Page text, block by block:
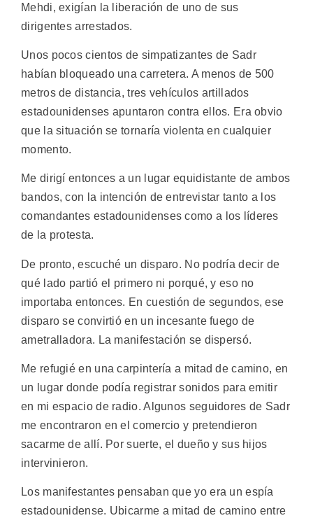
Mehdi, exigían la liberación de uno de sus
dirigentes arrestados.
Unos pocos cientos de simpatizantes de Sadr
habían bloqueado una carretera. A menos de 500
metros de distancia, tres vehículos artillados
estadounidenses apuntaron contra ellos. Era obvio
que la situación se tornaría violenta en cualquier
momento.
Me dirigí entonces a un lugar equidistante de ambos
bandos, con la intención de entrevistar tanto a los
comandantes estadounidenses como a los líderes
de la protesta.
De pronto, escuché un disparo. No podría decir de
qué lado partió el primero ni porqué, y eso no
importaba entonces. En cuestión de segundos, ese
disparo se convirtió en un incesante fuego de
ametralladora. La manifestación se dispersó.
Me refugié en una carpintería a mitad de camino, en
un lugar donde podía registrar sonidos para emitir
en mi espacio de radio. Algunos seguidores de Sadr
me encontraron en el comercio y pretendieron
sacarme de allí. Por suerte, el dueño y sus hijos
intervinieron.
Los manifestantes pensaban que yo era un espía
estadounidense. Ubicarme a mitad de camino entre